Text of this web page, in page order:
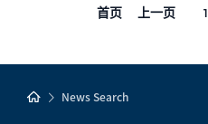
首页 上一页 1
News Search